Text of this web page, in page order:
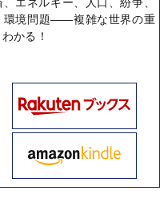
環境問題――複雑な世界の重
かる！